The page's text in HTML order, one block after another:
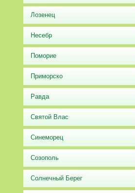
Лозенец
Несебр
Поморие
Приморско
Равда
Святой Влас
Синеморец
Созополь
Солнечный Берег